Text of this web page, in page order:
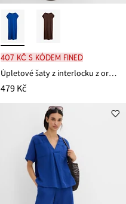
407 Kč s kódem FINED
Úpletové šaty z interlocku z organické bavlny
479 Kč